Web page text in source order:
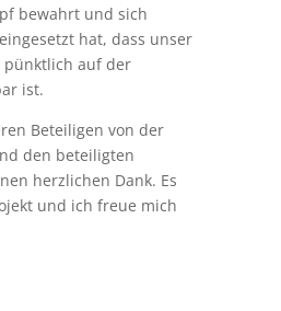
bewahrt und sich
hat, dass unser
pünktlich auf der
ist.
Beteiligen von der
den beteiligten
herzlichen Dank. Es
und ich freue mich